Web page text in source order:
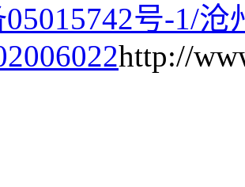
号-1/沧
http://